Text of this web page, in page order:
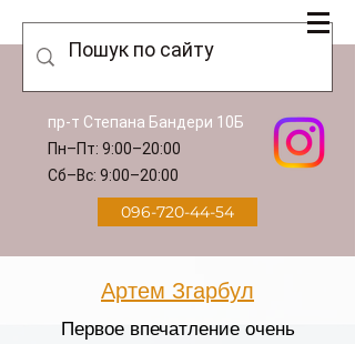
пр-т Степана Бандери 10Б
Пн–Пт: 9:00–20:00
Сб–Вс: 9:00–20:00
096-720-44-54
Артем Згарбул
Первое впечатление очень